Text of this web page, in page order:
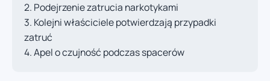
Podejrzenie zatrucia narkotykami
Kolejni właściciele potwierdzają przypadki
zatruć
Apel o czujność podczas spacerów